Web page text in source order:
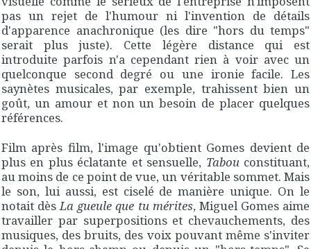
pas un rejet de l'humour ni l'invention de détails
d'apparence anachronique (les dire "hors du temps"
serait plus juste). Cette légère distance qui est
introduite parfois n'a cependant rien à voir avec un
quelconque second degré ou une ironie facile. Les
saynètes musicales, par exemple, trahissent bien un
goût, un amour et non un besoin de placer quelques
références.
Film après film, l'image qu'obtient Gomes devient de
plus en plus éclatante et sensuelle, Tabouconstituant,
au moins de ce point de vue, un véritable sommet. Mais
le son, lui aussi, est ciselé de manière unique. On le
notait dèsLa gueule que tu mérites, Miguel Gomes aime
travailler par superpositions et chevauchements, des
musiques, des bruits, des voix pouvant même s'inviter